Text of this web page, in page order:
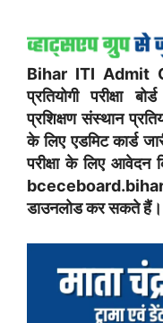
Bihar ITI Admit
प्रतियोगी परीक्षा
प्रशिक्षण संस्थान
के लिए एडमिट कार्ड
परीक्षा के लिए आवेदन
डाउनलोड कर सकते हैं।